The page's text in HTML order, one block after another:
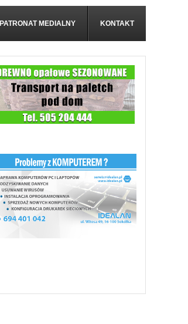
PATRONAT MEDIALNY KONTAKT